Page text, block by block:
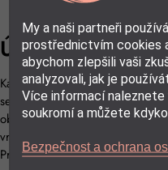
Účinky masáže
Každodenní napětí a stres se
se vám vytvoří ztuhlý a přísný
obličejové svaly uvolňovány a
vrásek a znatelnému zlepšení
Pravidelnou masáží budete
My a naši partneři
prostřednictvím cookies
abychom zlepšili vaši
analyzovali, jak je
Více informací naleznete
soukromí a můžete
Bezpečnost a ochrana